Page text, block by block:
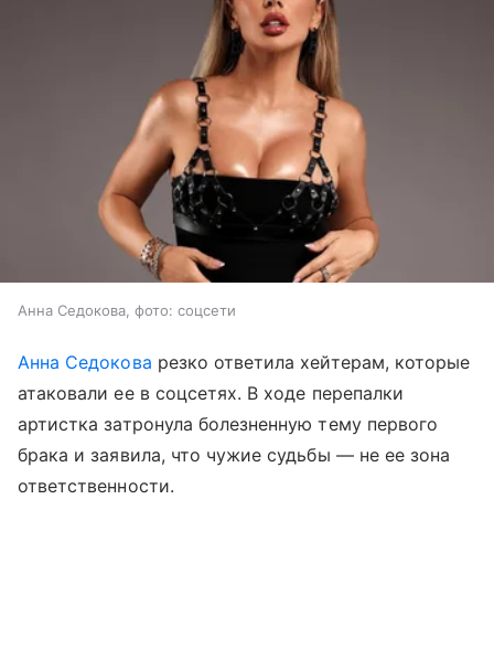
Анна Седокова, фото: соцсети
Анна Седокова резко ответила хейтерам, которые
атаковали ее в соцсетях. В ходе перепалки
артистка затронула болезненную тему первого
брака и заявила, что чужие судьбы — не ее зона
ответственности.